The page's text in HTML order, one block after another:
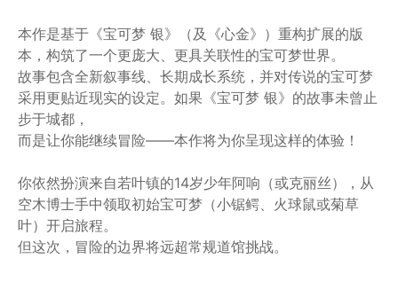
本作是基于《宝可梦 银》（及《心金》）重构扩展的版
本，构筑了一个更庞大、更具关联性的宝可梦世界。
故事包含全新叙事线、长期成长系统，并对传说的宝可梦
采用更贴近现实的设定。如果《宝可梦 银》的故事未曾止
步于城都，
而是让你能继续冒险——本作将为你呈现这样的体验！
你依然扮演来自若叶镇的14岁少年阿响（或克丽丝），从
空木博士手中领取初始宝可梦（小锯鳄、火球鼠或菊草
叶）开启旅程。
但这次，冒险的边界将远超常规道馆挑战。